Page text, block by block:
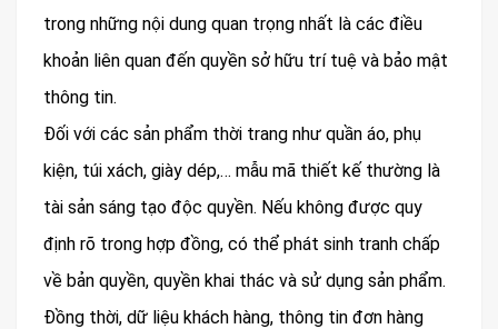
trong những nội dung quan trọng nhất là các điều
khoản liên quan đến quyền sở hữu trí tuệ và bảo mật
thông tin.
Đối với các sản phẩm thời trang như quần áo, phụ
kiện, túi xách, giày dép,… mẫu mã thiết kế thường là
tài sản sáng tạo độc quyền. Nếu không được quy
định rõ trong hợp đồng, có thể phát sinh tranh chấp
về bản quyền, quyền khai thác và sử dụng sản phẩm.
Đồng thời, dữ liệu khách hàng, thông tin đơn hàng